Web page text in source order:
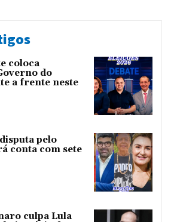
coloca
do
a frente neste
pelo
conta com sete
culpa Lula